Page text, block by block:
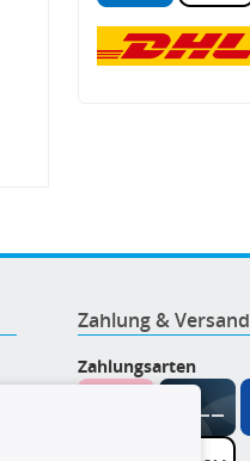
Zahlung & Versand
Zahlungsarten